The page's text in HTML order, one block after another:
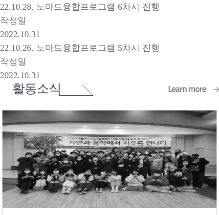
22.10.28. 노마드융합프로그램 6차시 진행
작성일
2022.10.31
22.10.26. 노마드융합프로그램 5차시 진행
작성일
2022.10.31